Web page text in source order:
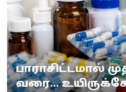
பாராசிட்டமால்
வரை...